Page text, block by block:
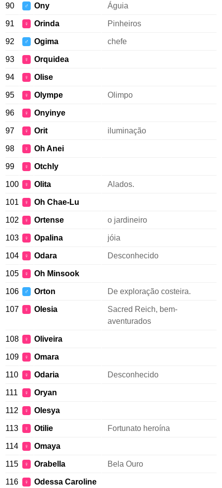
90 ♂ Ony Águia
91 ♀ Orinda Pinheiros
92 ♂ Ogima chefe
93 ♀ Orquidea
94 ♀ Olise
95 ♀ Olympe Olimpo
96 ♀ Onyinye
97 ♀ Orit iluminação
98 ♀ Oh Anei
99 ♀ Otchly
100 ♀ Olita Alados.
101 ♀ Oh Chae-Lu
102 ♀ Ortense o jardineiro
103 ♀ Opalina jóia
104 ♀ Odara Desconhecido
105 ♀ Oh Minsook
106 ♂ Orton De exploração costeira.
107 ♀ Olesia
Sacred Reich, bem-
aventurados
108 ♀ Oliveira
109 ♀ Omara
110 ♀ Odaria Desconhecido
111 ♀ Oryan
112 ♀ Olesya
113 ♀ Otilie Fortunato heroína
114 ♀ Omaya
115 ♀ Orabella Bela Ouro
116 ♀ Odessa Caroline